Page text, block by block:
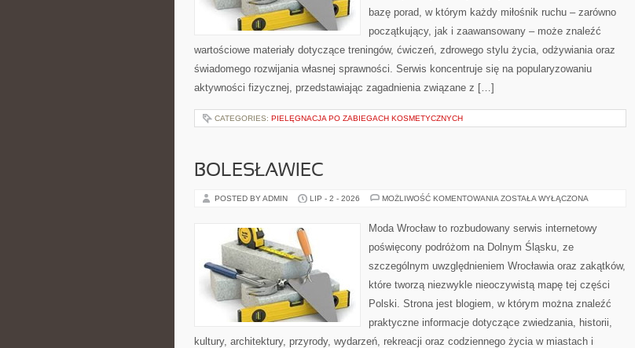
bazę porad, w którym każdy miłośnik ruchu – zarówno
początkujący, jak i zaawansowany – może znaleźć
wartościowe materiały dotyczące treningów, ćwiczeń, zdrowego stylu życia, odżywiania oraz
świadomego rozwijania własnej sprawności. Serwis koncentruje się na popularyzowaniu
aktywności fizycznej, przedstawiając zagadnienia związane z […]
CATEGORIES: PIELĘGNACJA PO ZABIEGACH KOSMETYCZNYCH
BOLESŁAWIEC
POSTED BY ADMIN LIP - 2 - 2026 MOŻLIWOŚĆ KOMENTOWANIA BOLESŁAWIEC
ZOSTAŁA WYŁĄCZONA
Moda Wrocław to rozbudowany serwis internetowy
poświęcony podróżom na Dolnym Śląsku, ze
szczególnym uwzględnieniem Wrocławia oraz zakątków,
które tworzą niezwykle nieoczywistą mapę tej części
Polski. Strona jest blogiem, w którym można znaleźć
praktyczne informacje dotyczące zwiedzania, historii,
kultury, architektury, przyrody, wydarzeń, rekreacji oraz codziennego życia w miastach i